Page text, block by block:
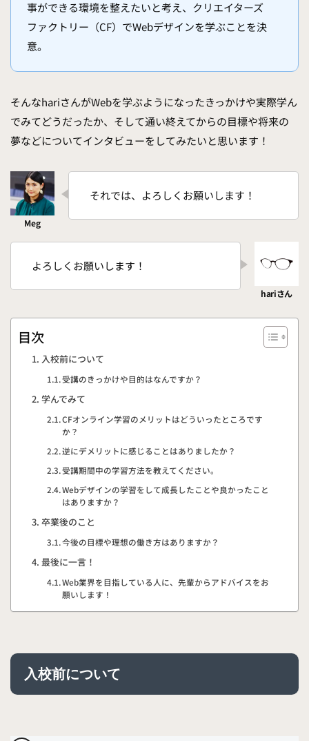
事ができる環境を整えたいと考え、クリエイターズ
ファクトリー（CF）でWebデザインを学ぶことを決
意。
そんなhariさんがWebを学ぶようになったきっかけや実際学ん
でみてどうだったか、そして通い終えてからの目標や将来の
夢などについてインタビューをしてみたいと思います！
それでは、よろしくお願いします！
よろしくお願いします！
目次
入校前について
受講のきっかけや目的はなんですか？
学んでみて
CFオンライン学習のメリットはどういったところです
か？
逆にデメリットに感じることはありましたか？
受講期間中の学習方法を教えてください。
Webデザインの学習をして成長したことや良かったこと
はありますか？
卒業後のこと
今後の目標や理想の働き方はありますか？
最後に一言！
Web業界を目指している人に、先輩からアドバイスをお
願いします！
入校前について